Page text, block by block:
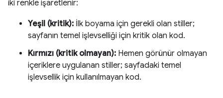
iki renkle işaretlenir:
Yeşil (kritik): İlk boyama için gerekli olan stiller;
sayfanın temel işlevselliği için kritik olan kod.
Kırmızı (kritik olmayan): Hemen görünür olmayan
içeriklere uygulanan stiller; sayfadaki temel
işlevsellik için kullanılmayan kod.